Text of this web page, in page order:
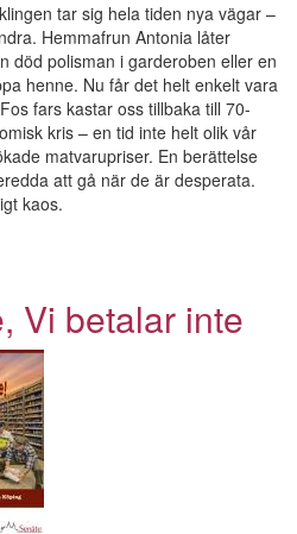
tar sig hela tiden nya vägar –
Hemmafrun Antonia låter
död polisman i garderoben eller en
henne. Nu får det helt enkelt vara
fars kastar oss tillbaka till 70-
kris – en tid inte helt olik vår
matvarupriser. En berättelse
att gå när de är desperata.
kaos.
Vi betalar inte